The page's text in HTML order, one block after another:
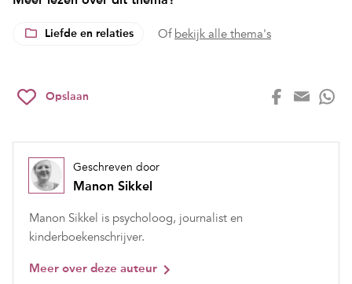
Liefde en relaties Of bekijk alle thema's
Opslaan
Geschreven door
Manon Sikkel
Manon Sikkel is psycholoog, journalist en
kinderboekenschrijver.
Meer over deze auteur